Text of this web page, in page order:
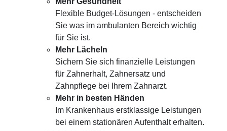
Flexible Budget-Lösungen - entscheiden
Sie was im ambulanten Bereich wichtig
für Sie ist.
Mehr Lächeln
Sichern Sie sich finanzielle Leistungen
für Zahnerhalt, Zahnersatz und
Zahnpflege bei Ihrem Zahnarzt.
Mehr in besten Händen
Im Krankenhaus erstklassige Leistungen
bei einem stationären Aufenthalt erhalten.